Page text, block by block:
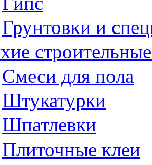
Грунтовки и
Смеси для пола
Штукатурки
Шпатлевки
Плиточные клеи